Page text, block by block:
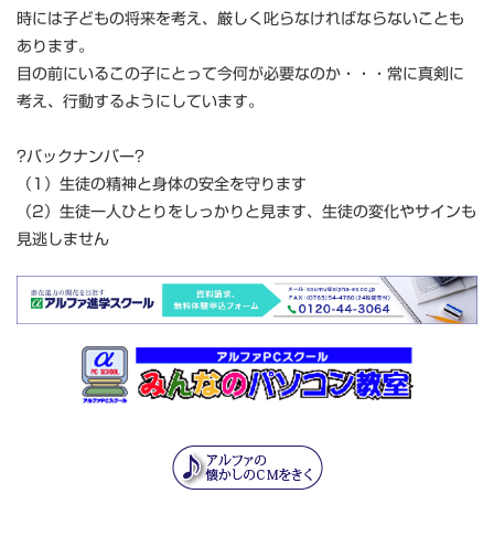
時には子どもの将来を考え、厳しく叱らなければならないことも
あります。
目の前にいるこの子にとって今何が必要なのか・・・常に真剣に
考え、行動するようにしています。
?バックナンバー?
（1）生徒の精神と身体の安全を守ります
（2）生徒一人ひとりをしっかりと見ます、生徒の変化やサインも
見逃しません